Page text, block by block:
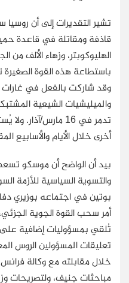
تشير التقديرات إلى أن
قاذفة ومقاتلة في قاعدة
الهليوكوبتر، وزهاء الألف من
باستطاعة هذه القوة
وقد شاركت بالفعل في غارات
والميليشيات الشيعية
تدمر في 16 مارس/
أخرى خلال الأيام والأسابيع
بيد أن الواضح أن موسكو
والتسوية السياسية للأزمة
بوتين في اجتماعه بوزيري
أمر سحب القوة الجوية
تُلقي بمسؤوليات إضافية على
تعليقات المسؤولين الروس
خلال مقابلته مع وكالة
مباحثات جنيف، ولتصريحات